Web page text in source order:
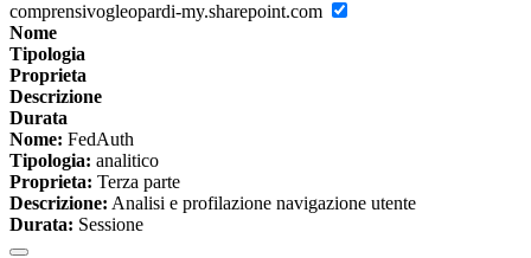
comprensivogleopardi-my.sharepoint.com
Nome
Tipologia
Proprieta
Descrizione
Durata
Nome: FedAuth
Tipologia: analitico
Proprieta: Terza parte
Descrizione: Analisi e profilazione navigazione utente
Durata: Sessione